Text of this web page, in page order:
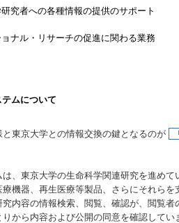
究者への各種情報の提供のサポート
ナル・リサーチの促進に関わる業務
ムについて
東京大学との情報交換の鍵となるのが
は、東京大学の生命科学関連研究を進め
機器、再生医療等製品、さらにそれら
内容の情報検索、閲覧、確認が、閲覧
から内容および公開の同意を確認してい